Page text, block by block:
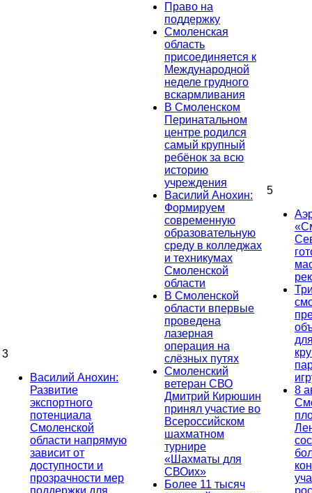
3
Василий Анохин:
Развитие
экспортного
потенциала
Смоленской
области напрямую
зависит от
доступности и
прозрачности мер
Право на
поддержку
Смоленская
область
присоединяется к
Международной
неделе грудного
вскармливания
В Смоленском
Перинатальном
центре родился
самый крупный
ребёнок за всю
историю
учреждения
Василий Анохин:
Формируем
современную
образовательную
среду в колледжах
и техникумах
Смоленской
области
В Смоленской
области впервые
проведена
лазерная
операция на
слёзных путях
Смоленский
ветеран СВО
Дмитрий Кирюшин
принял участие во
Всероссийском
шахматном
турнире
«Шахматы для
СВОих»
Более 11 тысяч
5
8